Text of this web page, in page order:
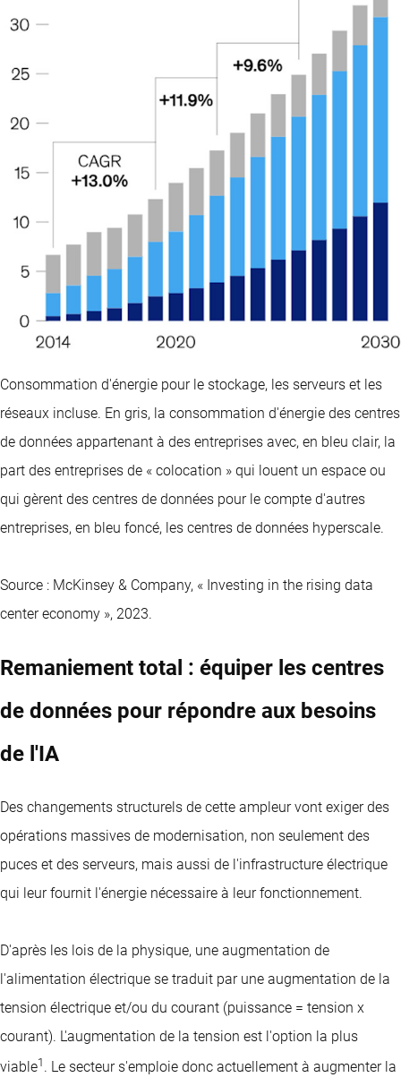
Consommation d'énergie pour le stockage, les serveurs et les
réseaux incluse. En gris, la consommation d'énergie des centres
de données appartenant à des entreprises avec, en bleu clair, la
part des entreprises de « colocation » qui louent un espace ou
qui gèrent des centres de données pour le compte d'autres
entreprises, en bleu foncé, les centres de données hyperscale.
Source : McKinsey & Company, « Investing in the rising data
center economy », 2023.
Remaniement total : équiper les centres
de données pour répondre aux besoins
de l'IA
Des changements structurels de cette ampleur vont exiger des
opérations massives de modernisation, non seulement des
puces et des serveurs, mais aussi de l'infrastructure électrique
qui leur fournit l'énergie nécessaire à leur fonctionnement.
D'après les lois de la physique, une augmentation de
l'alimentation électrique se traduit par une augmentation de la
tension électrique et/ou du courant (puissance = tension x
courant). L'augmentation de la tension est l'option la plus
viable1 . Le secteur s'emploie donc actuellement à augmenter la